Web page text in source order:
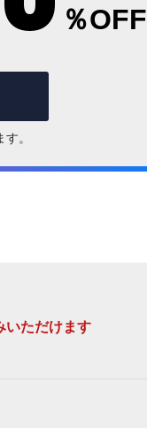
％OFF
。
いただけます